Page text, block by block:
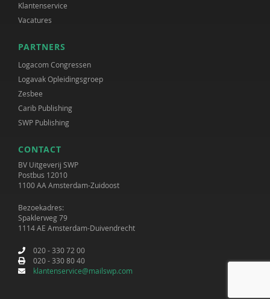
Klantenservice
Vacatures
PARTNERS
Logacom Congressen
Logavak Opleidingsgroep
Zesbee
Carib Publishing
SWP Publishing
CONTACT
BV Uitgeverij SWP
Postbus 12010
1100 AA Amsterdam-Zuidoost
Bezoekadres:
Spaklerweg 79
1114 AE Amsterdam-Duivendrecht
020 - 330 72 00
020 - 330 80 40
klantenservice@mailswp.com